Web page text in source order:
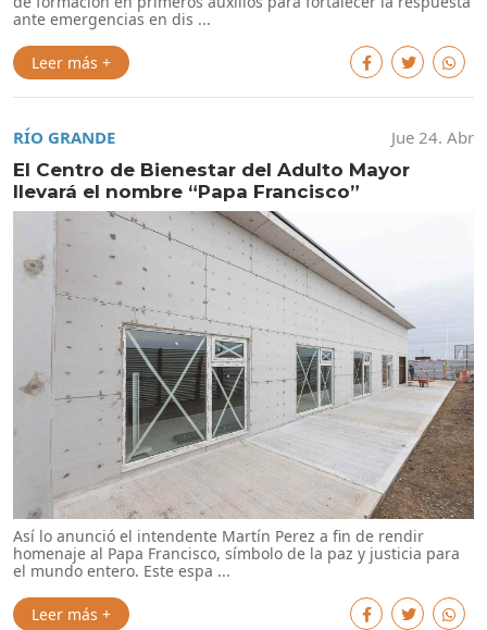
ante emergencias en dis ...
Leer más +
RÍO GRANDE
Jue 24. Abr
El Centro de Bienestar del Adulto Mayor
llevará el nombre “Papa Francisco”
Así lo anunció el intendente Martín Perez a fin de rendir
homenaje al Papa Francisco, símbolo de la paz y justicia para
el mundo entero. Este espa ...
Leer más +